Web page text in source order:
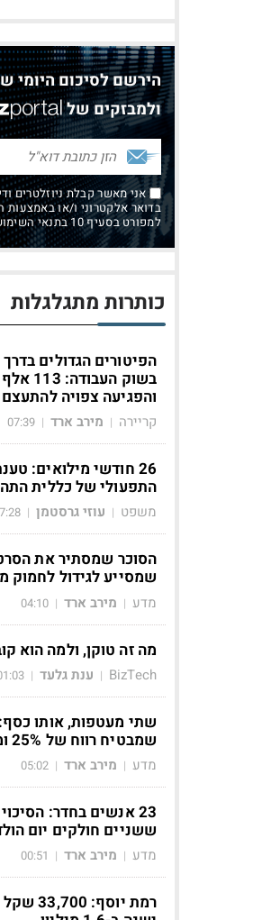
הירשם לסיכום היומי
ולמבזקים של
אני מאשר קבלת ניוזלטרים
בדואר אלקטרוני ו/או
למפורט בסעיף 10 בתנאי השימוש
כותרות מתגלגלות
בשוק
והפגיעה צפויה להתעצם
קריירה | מירב ארד |
07:39
26 חודשי מילואים:
התפעולי של כללית
משפט | עוזי גרסטמן |
הסוכר שמסתיר את
שמסייע לגידול לחמוק
מדע | מירב ארד |
04:10
מה זה טוקן, ולמה הוא
BizTech
| ענת גלעד |
שתי מעטפות, אותו
שמבטיח רווח של 25% ומתפרק בדרך
מדע | מירב ארד |
05:02
23 אנשים בחדר:
ששניים חולקים יום
מדע | מירב ארד |
00:51
רמת יוסף: